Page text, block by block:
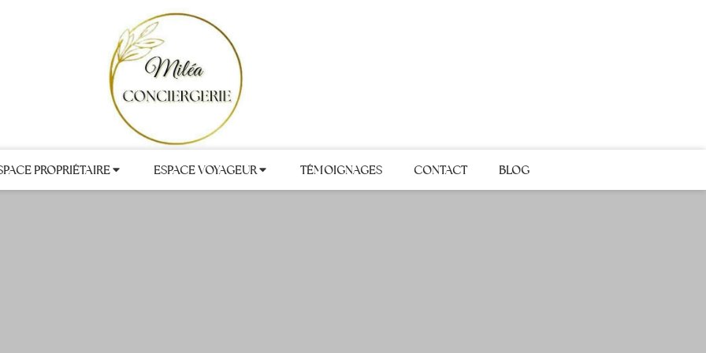
PROPRIÉTAIRE ESPACE VOYAGEUR TÉMOIGNAGES CONTACT BLOG